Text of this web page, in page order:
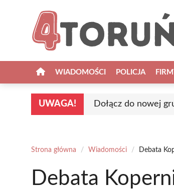
WIADOMOŚCI POLICJA
UWAGA! Dołącz do nowej
Strona główna / Wiadomości / Debata
Debata